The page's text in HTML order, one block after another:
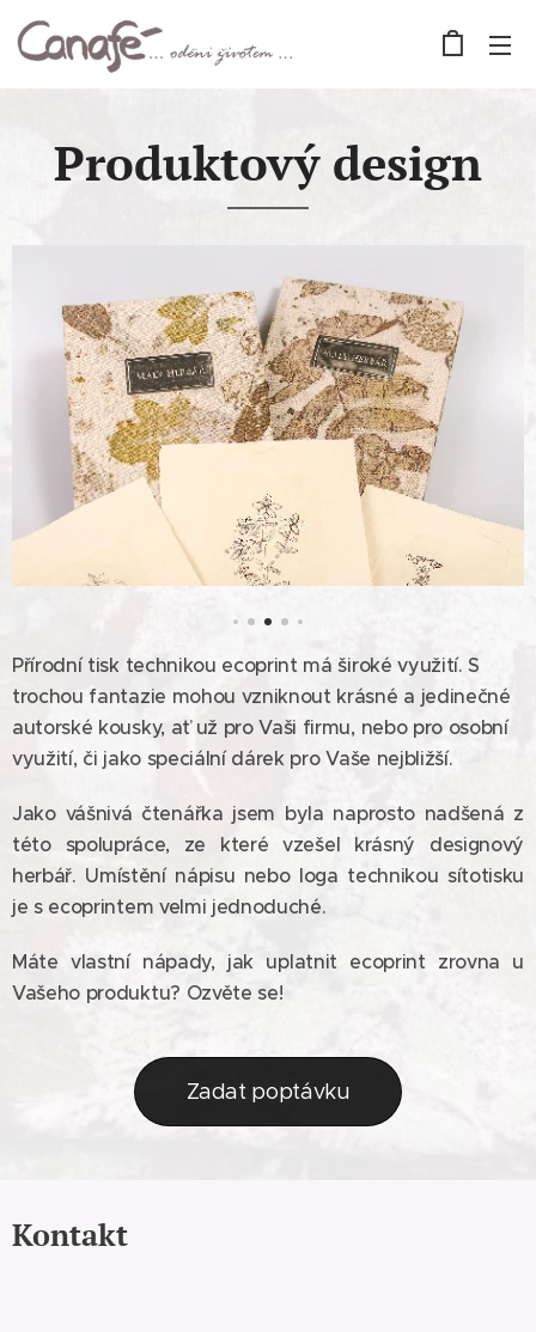
Produktový design
Přírodní tisk technikou ecoprint má široké využití. S
trochou fantazie mohou vzniknout krásné a jedinečné
autorské kousky, ať už pro Vaši firmu, nebo pro osobní
využití, či jako speciální dárek pro Vaše nejbližší.
Jako vášnivá čtenářka jsem byla naprosto nadšená z
této spolupráce, ze které vzešel krásný designový
herbář. Umístění nápisu nebo loga technikou sítotisku
je s ecoprintem velmi jednoduché.
Máte vlastní nápady, jak uplatnit ecoprint zrovna u
Vašeho produktu? Ozvěte se!
Zadat poptávku
Kontakt